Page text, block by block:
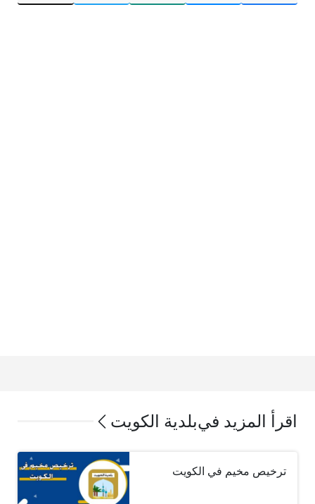
اقرأ المزيد فيبلدية الكويت
ترخيص مخيم في الكويت